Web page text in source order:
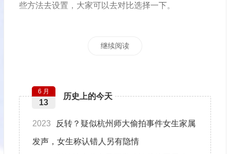
些方法去设置，大家可以去对比选择一下。
继续阅读
历史上的今天
6 月
13
2023 反转？疑似杭州师大偷拍事件女生家属
发声，女生称认错人另有隐情